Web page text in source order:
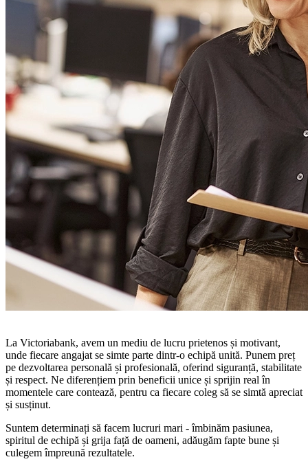
La Victoriabank, avem un mediu de lucru prietenos și motivant,
unde fiecare angajat se simte parte dintr-o echipă unită. Punem preț
pe dezvoltarea personală și profesională, oferind siguranță, stabilitate
și respect. Ne diferențiem prin beneficii unice și sprijin real în
momentele care contează, pentru ca fiecare coleg să se simtă apreciat
și susținut.
Suntem determinați să facem lucruri mari - îmbinăm pasiunea,
spiritul de echipă și grija față de oameni, adăugăm fapte bune și
culegem împreună rezultatele.